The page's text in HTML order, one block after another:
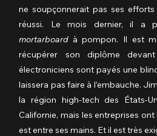
ne soupçonnerait pas ses efforts
mortarboard à pompon. Il est
récupérer son diplôme
électroniciens sont payés une
laissera pas faire à l’embauche.
la région high-tech des États-
Californie, mais les entreprises
est entre ses mains. Et il est très